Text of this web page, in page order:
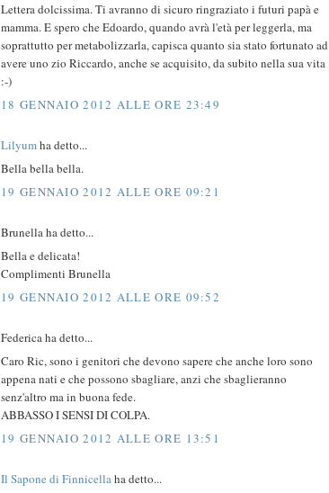
Lettera dolcissima. Ti avranno di sicuro ringraziato i futuri papà e
mamma. E spero che Edoardo, quando avrà l'età per leggerla, ma
soprattutto per metabolizzarla, capisca quanto sia stato fortunato ad
avere uno zio Riccardo, anche se acquisito, da subito nella sua vita
:-)
18 GENNAIO 2012 ALLE ORE 23:49
Lilyumha detto...
Bella bella bella.
19 GENNAIO 2012 ALLE ORE 09:21
Brunella ha detto...
Bella e delicata!
Complimenti Brunella
19 GENNAIO 2012 ALLE ORE 09:52
Federica ha detto...
Caro Ric, sono i genitori che devono sapere che anche loro sono
appena nati e che possono sbagliare, anzi che sbaglieranno
senz'altro ma in buona fede.
ABBASSO I SENSI DI COLPA.
19 GENNAIO 2012 ALLE ORE 13:51
Il Sapone di Finnicella ha detto...